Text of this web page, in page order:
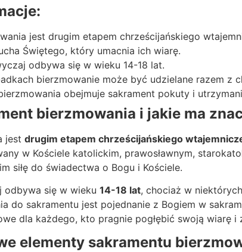
jest drugim etapem chrześcijańskiego
Świętego, który umacnia ich wiarę.
odbywa się w wieku 14-18 lat.
bierzmowanie może być udzielane razem z
obejmuje sakrament pokuty i
bierzmowania i jakie ma
jest drugim etapem chrześcijańskiego
w Kościele katolickim, prawosławnym,
siłę do świadectwa o Bogu i Kościele.
odbywa się w wieku 14-18 lat, chociaż w
do sakramentu jest pojednanie z Bogiem w
dla każdego, kto pragnie pogłębić swoją wiarę i
elementy sakramentu